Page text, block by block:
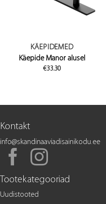
KÄEPIDEMED
Käepide Manor alusel
€33.30
Kontakt
info@skandinaaviadisainikodu.ee
Tootekategooriad
Uudistooted